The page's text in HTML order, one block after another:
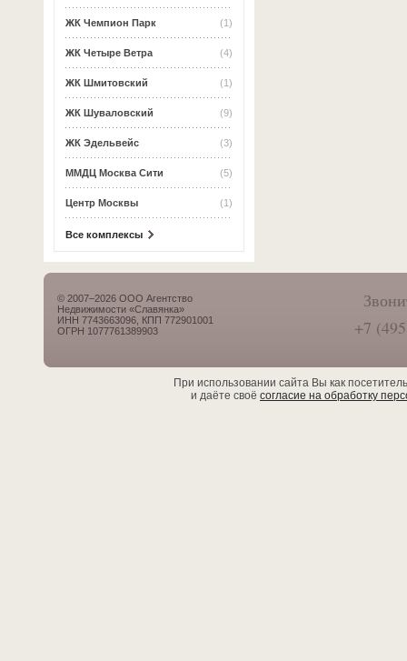
(1)
ЖК Чемпион Парк
(4)
ЖК Четыре Ветра
(1)
ЖК Шмитовский
(9)
ЖК Шуваловский
(3)
ЖК Эдельвейс
(5)
ММДЦ Москва Сити
(1)
Центр Москвы
Все комплексы
© 2007–2026 ООО Агентство
Недвижимости «Славянка»
ИНН 7743663096, КПП 772901001
ОГРН 1077761389903
+7
При использовании сайта Вы как
и даёте своё согласие на обработку